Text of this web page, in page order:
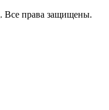
. Все права защищены.